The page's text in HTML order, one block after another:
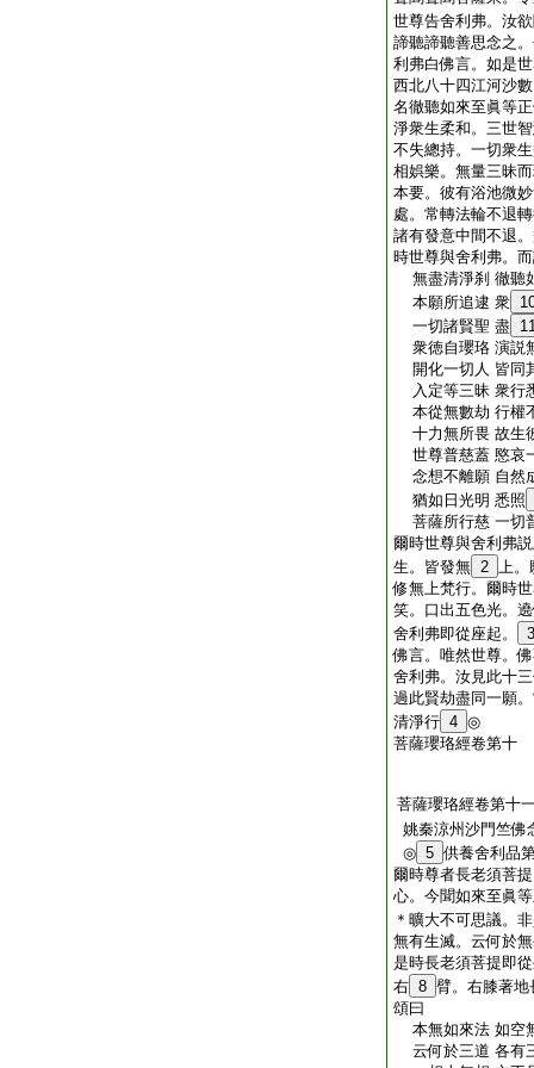
世尊告舍利弗。汝
諦聽諦聽善思念之
利弗白佛言。如是
西北八十四江河沙
名徹聽如來至眞等
淨衆生柔和。三世
不失總持。一切衆
相娯樂。無量三昧
本要。彼有浴池微
處。常轉法輪不退
諸有發意中間不退
時世尊與舍利弗。
無盡清淨刹 徹聽
本願所追逮 衆
一切諸賢聖 盡
衆徳自瓔珞 演説
開化一切人 皆同
入定等三昧 衆行
本從無數劫 行權
十力無所畏 故生
世尊普慈蓋 愍哀
念想不離願 自然
猶如日光明 悉照
菩薩所行慈 一切
爾時世尊與舍利弗
生。皆發無 2 上。
修無上梵行。爾時
笑。口出五色光。
舍利弗即從座起。
3
佛言。唯然世尊。
舍利弗。汝見此十
過此賢劫盡同一願
清淨行 4 ◎
菩薩瓔珞經卷第十
菩薩瓔珞經卷第十
姚秦涼州沙門竺佛
◎ 5 供養舍利品
爾時尊者長老須菩
心。今聞如來至眞
＊曠大不可思議。
無有生滅。云何於
是時長老須菩提即
右 8 臂。右膝著地
頌曰
本無如來法 如空
云何於三道 各有